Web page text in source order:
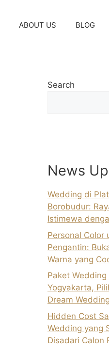
ABOUT US BLOG
Search
News
Wedding di
Borobudur:
Istimewa
Personal Color
Pengantin:
Warna yang
Paket
Yogyakarta,
Dream
Hidden Cost
Wedding yang
Disadari Calon